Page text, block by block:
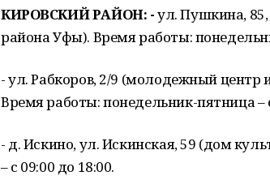
КИРОВСКИЙ РАЙОН: -ул. Пушкина,
района Уфы). Время работы:
- ул. Рабкоров, 2/9 (молодежный центр
Время работы: понедельник-пятница –
- д. Искино, ул. Искинская, 59 (дом
– с 09:00 до 18:00.